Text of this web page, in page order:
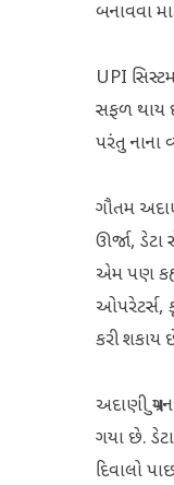
બનાવવા
UPI
સફળ થાય
પરંતુ નાના
ગૌતમ
ઊર્જા,
એમ પણ
ઓપરેટર્સ,
કરી શકાય
અદાણી
ગયા છે.
દિવાલો